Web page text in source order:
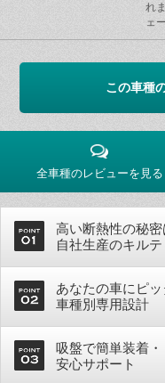
れ
ェ
この車種
全車種のレビューを見る
高い断熱性の秘密
自社生産のキル
あなたの車にピ
車種別専用設計
吸盤で簡単装着・
安心サポート